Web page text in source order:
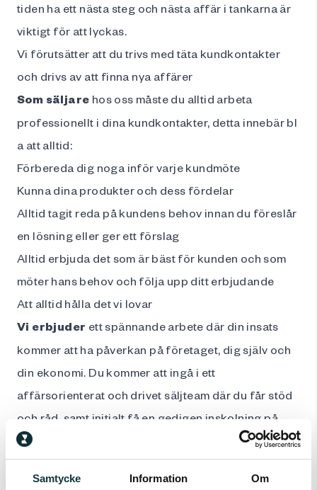
Samtycke Information Om
tiden ha ett nästa steg och nästa affär i tankarna är
viktigt för att lyckas.
Vi förutsätter att du trivs med täta kundkontakter
och drivs av att finna nya affärer
Som säljare hos oss måste du alltid arbeta
professionellt i dina kundkontakter, detta innebär bl
a att alltid:
Förbereda dig noga inför varje kundmöte
Kunna dina produkter och dess fördelar
Alltid tagit reda på kundens behov innan du föreslår
en lösning eller ger ett förslag
Alltid erbjuda det som är bäst för kunden och som
möter hans behov och följa upp ditt erbjudande
Att alltid hålla det vi lovar
Vi erbjuder ett spännande arbete där din insats
kommer att ha påverkan på företaget, dig själv och
din ekonomi. Du kommer att ingå i ett
affärsorienterat och drivet säljteam där du får stöd
och råd, samt initialt få en gedigen inskolning på
våra produkter fördelar och möjligheter med
introduktion på vårt huvudkontor i Finland.
Du får fast lön samt möjlighet till bonus, tjänstebil